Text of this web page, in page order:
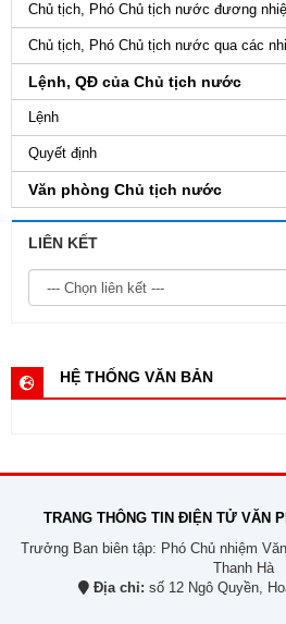
Chủ tịch, Phó Chủ tịch nước đương
Chủ tịch, Phó Chủ tịch nước qua các
Lệnh, QĐ của Chủ tịch nước
Lệnh
Quyết định
Văn phòng Chủ tịch nước
LIÊN KẾT
HỆ THỐNG VĂN BẢN
TRANG THÔNG TIN ĐIỆN TỬ VĂN
Trưởng Ban biên tập: Phó Chủ nhiệm
Thanh Hà
Địa chỉ: số 12 Ngô Quyền,